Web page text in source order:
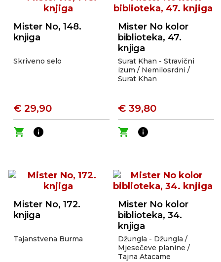
Mister No, 148.
knjiga
Skriveno selo
€ 29,90
shopping_cart
info
Mister No kolor
biblioteka, 47.
knjiga
Surat Khan - Stravični
izum / Nemilosrdni /
Surat Khan
€ 39,80
shopping_cart
info
Mister No, 172.
knjiga
Tajanstvena Burma
Mister No kolor
biblioteka, 34.
knjiga
Džungla - Džungla /
Mjesečeve planine /
Tajna Atacame